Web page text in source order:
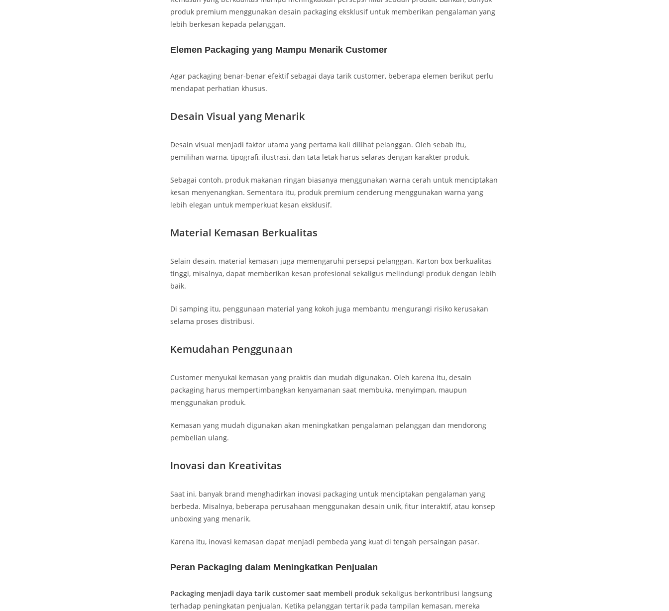
produk premium menggunakan desain packaging eksklusif untuk memberikan pengalaman yang
lebih berkesan kepada pelanggan.
Elemen Packaging yang Mampu Menarik Customer
Agar packaging benar-benar efektif sebagai daya tarik customer, beberapa elemen berikut perlu
mendapat perhatian khusus.
Desain Visual yang Menarik
Desain visual menjadi faktor utama yang pertama kali dilihat pelanggan. Oleh sebab itu,
pemilihan warna, tipografi, ilustrasi, dan tata letak harus selaras dengan karakter produk.
Sebagai contoh, produk makanan ringan biasanya menggunakan warna cerah untuk menciptakan
kesan menyenangkan. Sementara itu, produk premium cenderung menggunakan warna yang
lebih elegan untuk memperkuat kesan eksklusif.
Material Kemasan Berkualitas
Selain desain, material kemasan juga memengaruhi persepsi pelanggan. Karton box berkualitas
tinggi, misalnya, dapat memberikan kesan profesional sekaligus melindungi produk dengan lebih
baik.
Di samping itu, penggunaan material yang kokoh juga membantu mengurangi risiko kerusakan
selama proses distribusi.
Kemudahan Penggunaan
Customer menyukai kemasan yang praktis dan mudah digunakan. Oleh karena itu, desain
packaging harus mempertimbangkan kenyamanan saat membuka, menyimpan, maupun
menggunakan produk.
Kemasan yang mudah digunakan akan meningkatkan pengalaman pelanggan dan mendorong
pembelian ulang.
Inovasi dan Kreativitas
Saat ini, banyak brand menghadirkan inovasi packaging untuk menciptakan pengalaman yang
berbeda. Misalnya, beberapa perusahaan menggunakan desain unik, fitur interaktif, atau konsep
unboxing yang menarik.
Karena itu, inovasi kemasan dapat menjadi pembeda yang kuat di tengah persaingan pasar.
Peran Packaging dalam Meningkatkan Penjualan
Packaging menjadi daya tarik customer saat membeli produk sekaligus berkontribusi langsung
terhadap peningkatan penjualan. Ketika pelanggan tertarik pada tampilan kemasan, mereka